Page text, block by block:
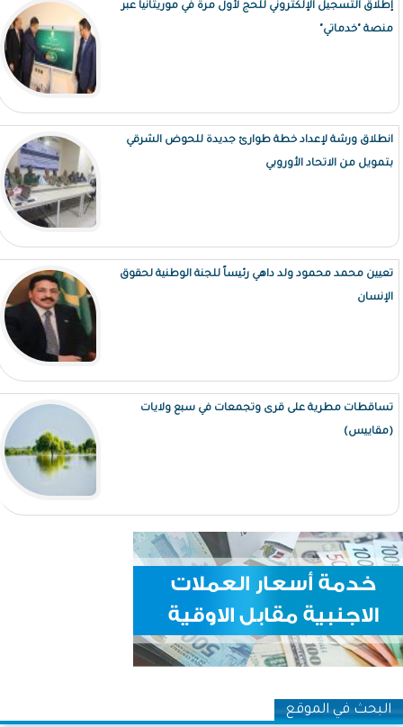
إطلاق التسجيل الإلكتروني للحج لأول مرة في موريتانيا عبر
منصة "خدماتي"
انطلاق ورشة لإعداد خطة طوارئ جديدة للحوض الشرقي
بتمويل من الاتحاد الأوروبي
تعيين محمد محمود ولد داهي رئيساً للجنة الوطنية لحقوق
الإنسان
تساقطات مطرية على قرى وتجمعات في سبع ولايات
(مقاييس)
البحث في الموقع